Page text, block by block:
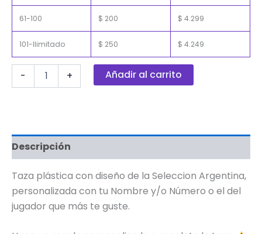
61-100 $ 200 $ 4.299
101-Ilimitado $ 250 $ 4.249
- + Añadir al carrito
Descripción
Taza plástica con diseño de la Seleccion Argentina,
personalizada con tu Nombre y/o Número o el del
jugador que más te guste.